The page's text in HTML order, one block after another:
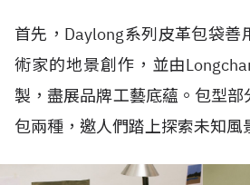
首先，Daylong系列皮革包袋善
術家的地景創作，並由
製，盡展品牌工藝底蘊。包型
包兩種，邀人們踏上探索未知風